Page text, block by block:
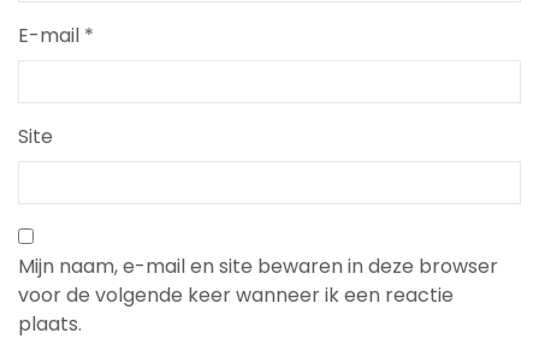
E-mail *
Site
Mijn naam, e-mail en site bewaren in deze browser
voor de volgende keer wanneer ik een reactie
plaats.